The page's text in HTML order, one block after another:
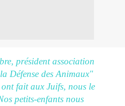
président association
Défense des Animaux"
fait aux Juifs, nous le
petits-enfants nous